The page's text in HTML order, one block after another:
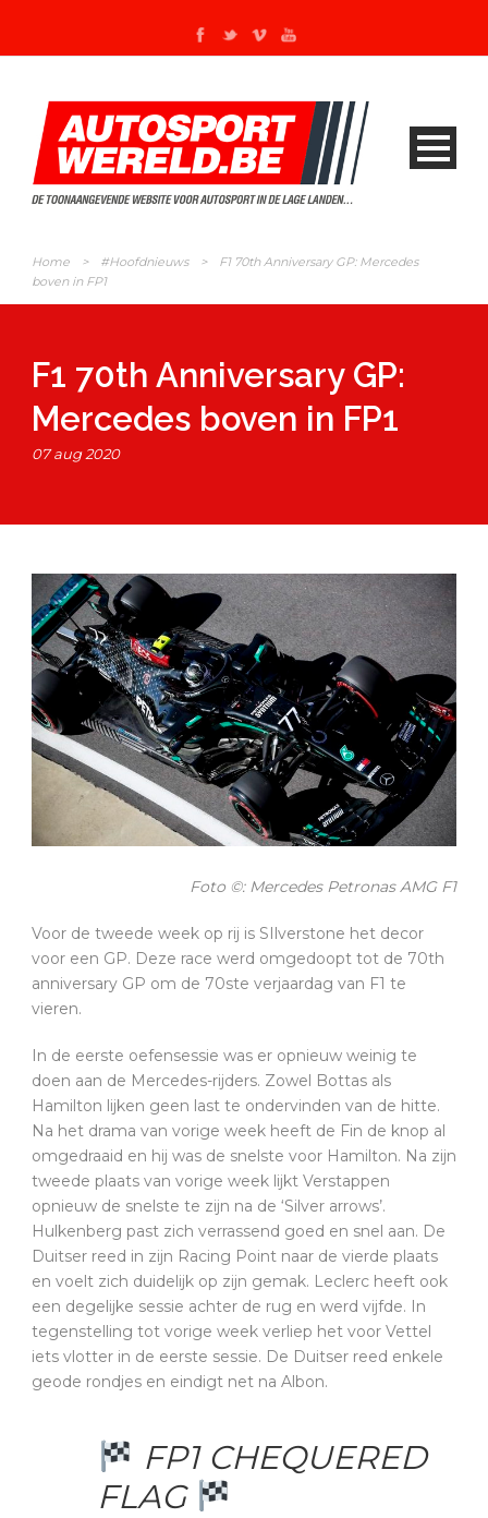
Home > #Hoofdnieuws >
F1 70th Anniversary GP: Mercedes
boven in FP1
F1 70th Anniversary GP:
Mercedes boven in FP1
07 aug 2020
Foto ©: Mercedes Petronas AMG F1
Voor de tweede week op rij is SIlverstone het decor
voor een GP. Deze race werd omgedoopt tot de 70th
anniversary GP om de 70ste verjaardag van F1 te
vieren.
In de eerste oefensessie was er opnieuw weinig te
doen aan de Mercedes-rijders. Zowel Bottas als
Hamilton lijken geen last te ondervinden van de hitte.
Na het drama van vorige week heeft de Fin de knop al
omgedraaid en hij was de snelste voor Hamilton. Na zijn
tweede plaats van vorige week lijkt Verstappen
opnieuw de snelste te zijn na de ‘Silver arrows’.
Hulkenberg past zich verrassend goed en snel aan. De
Duitser reed in zijn Racing Point naar de vierde plaats
en voelt zich duidelijk op zijn gemak. Leclerc heeft ook
een degelijke sessie achter de rug en werd vijfde. In
tegenstelling tot vorige week verliep het voor Vettel
iets vlotter in de eerste sessie. De Duitser reed enkele
geode rondjes en eindigt net na Albon.
FP1 CHEQUERED
FLAG